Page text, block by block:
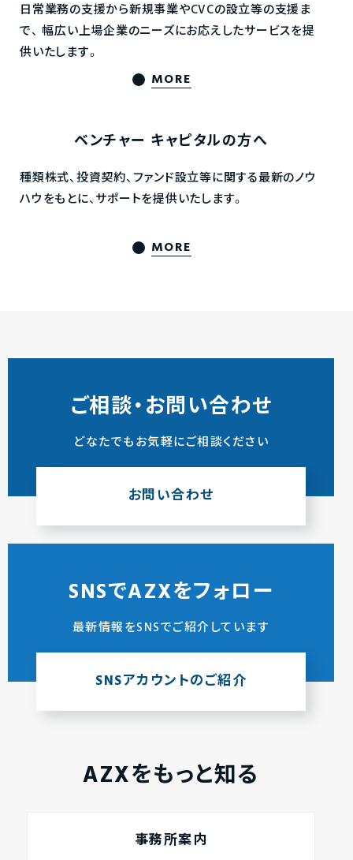
日常業務の支援から新規事業やCVCの設立等の支援ま
で、 幅広い上場企業のニーズにお応えしたサービスを提
供いたします。
MORE
ベンチャー キャピタルの方へ
種類株式、投資契約、ファンド設立等に関する最新のノウ
ハウをもとに、サポートを提供いたします。
MORE
ご相談・お問い合わせ
どなたでもお気軽にご相談ください
お問い合わせ
SNSでAZXをフォロー
最新情報をSNSでご紹介しています
SNSアカウントのご紹介
AZXをもっと知る
事務所案内